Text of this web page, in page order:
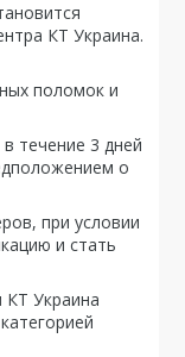
КТ Украина.
поломок и
течение 3 дней
о
при условии
и стать
КТ Украина